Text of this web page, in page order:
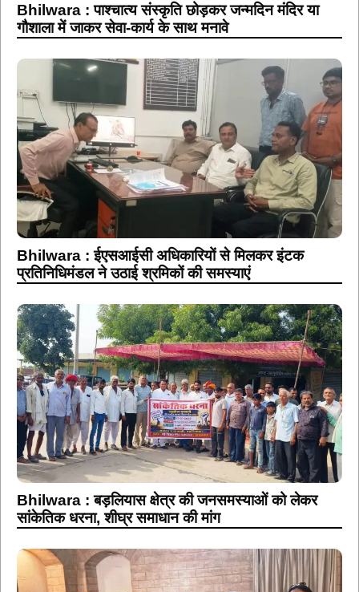
Bhilwara : पाश्चात्य संस्कृति छोड़कर जन्मदिन मंदिर या
गौशाला में जाकर सेवा-कार्य के साथ मनावे
Bhilwara : ईएसआईसी अधिकारियों से मिलकर इंटक
प्रतिनिधिमंडल ने उठाई श्रमिकों की समस्याएं
Bhilwara : बड़लियास क्षेत्र की जनसमस्याओं को लेकर
सांकेतिक धरना, शीघ्र समाधान की मांग